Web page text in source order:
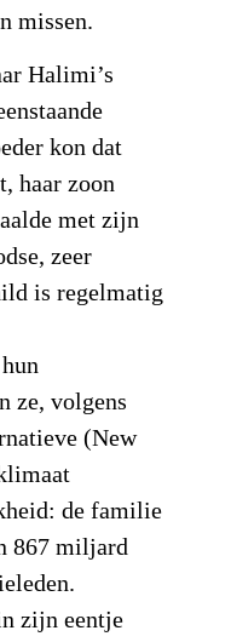
missen.
Halimi’s
kon dat
haar zoon
met zijn
zeer
is regelmatig
ze, volgens
(New
de familie
867 miljard
zijn eentje